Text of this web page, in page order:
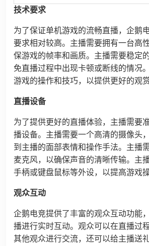
技术要求
为了保证单机游戏的流畅直播，企鹅
要求相对较高。主播需要拥有一台高
保游戏的帧率和画质。主播需要稳定
免直播过程中出现卡顿或断线的情况
游戏的操作和技巧，以提供更好的观赏
直播设备
为了提供更好的直播体验，主播需要
播设备。主播需要一个高清的摄像头
到主播的面部表情和操作手法。主播
麦克风，以确保声音的清晰传输。主
手柄或键盘鼠标等外设，以提高游戏
观众互动
企鹅电竞提供了丰富的观众互动功能
播进行实时互动。观众可以在直播过
其他观众进行交流，还可以给主播送